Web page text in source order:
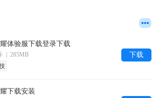
体验服下载登录下载
| 285MB
下载
下载安装